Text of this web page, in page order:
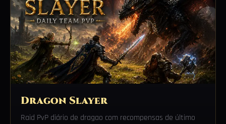
Dragon Slayer
Raid PvP diário de dragao com recompensas de último